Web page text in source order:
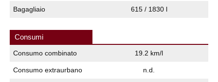
Bagagliaio 615 / 1830 l
Consumi
Consumo combinato 19.2 km/l
Consumo extraurbano n.d.